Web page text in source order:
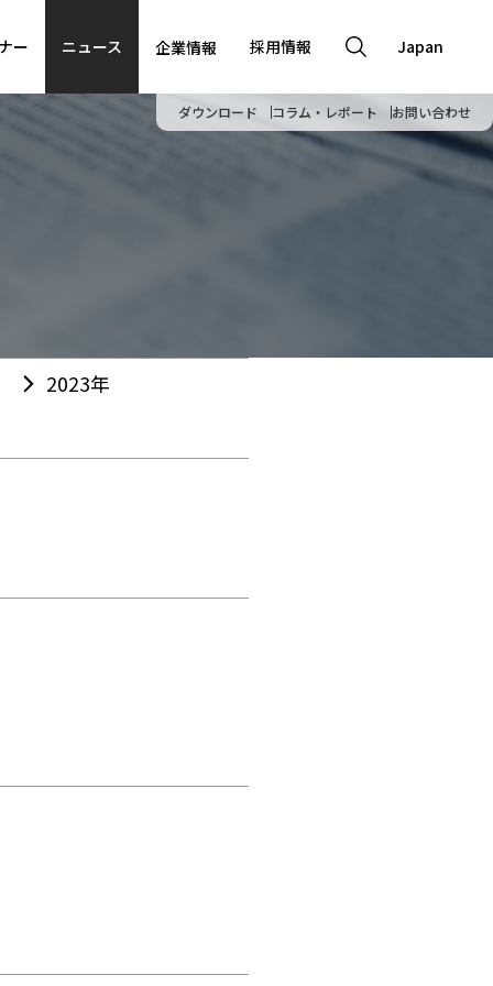
ー ニュース 企業情報 採用情報 Japan
ダウンロード コラム・レポート お問い合わせ
2023年